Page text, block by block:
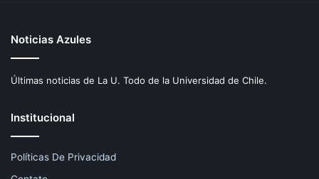
Noticias Azules
Últimas noticias de La U. Todo de la Universidad de Chile.
Institucional
Políticas De Privacidad